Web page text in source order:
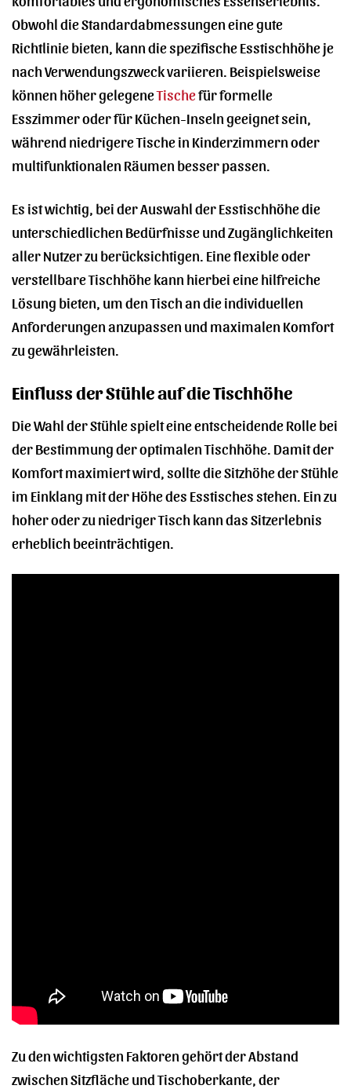
Obwohl die Standardabmessungen eine gute
Richtlinie bieten, kann die spezifische Esstischhöhe je
nach Verwendungszweck variieren. Beispielsweise
können höher gelegeneTischefür formelle
Esszimmer oder für Küchen-Inseln geeignet sein,
während niedrigere Tische in Kinderzimmern oder
multifunktionalen Räumen besser passen.
Es ist wichtig, bei der Auswahl der Esstischhöhe die
unterschiedlichen Bedürfnisse und Zugänglichkeiten
aller Nutzer zu berücksichtigen. Eine flexible oder
verstellbare Tischhöhe kann hierbei eine hilfreiche
Lösung bieten, um den Tisch an die individuellen
Anforderungen anzupassen und maximalen Komfort
zu gewährleisten.
Einfluss der Stühle auf die Tischhöhe
Die Wahl der Stühle spielt eine entscheidende Rolle bei
der Bestimmung der optimalen Tischhöhe. Damit der
Komfort maximiert wird, sollte die Sitzhöhe der Stühle
im Einklang mit der Höhe des Esstisches stehen. Ein zu
hoher oder zu niedriger Tisch kann das Sitzerlebnis
erheblich beeinträchtigen.
Zu den wichtigsten Faktoren gehört der Abstand
zwischen Sitzfläche und Tischoberkante, der